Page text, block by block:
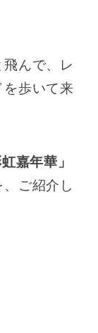
んで、レ
を歩いて来
嘉年華」
、ご紹介し